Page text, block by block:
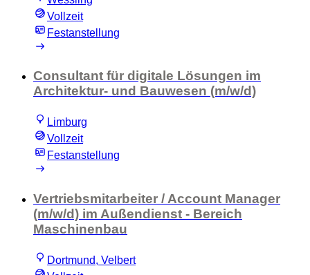
Vollzeit
Festanstellung
Consultant für digitale Lösungen im
Architektur- und Bauwesen (m/w/d)
Limburg
Vollzeit
Festanstellung
Vertriebsmitarbeiter / Account Manager
(m/w/d) im Außendienst - Bereich
Maschinenbau
Dortmund, Velbert